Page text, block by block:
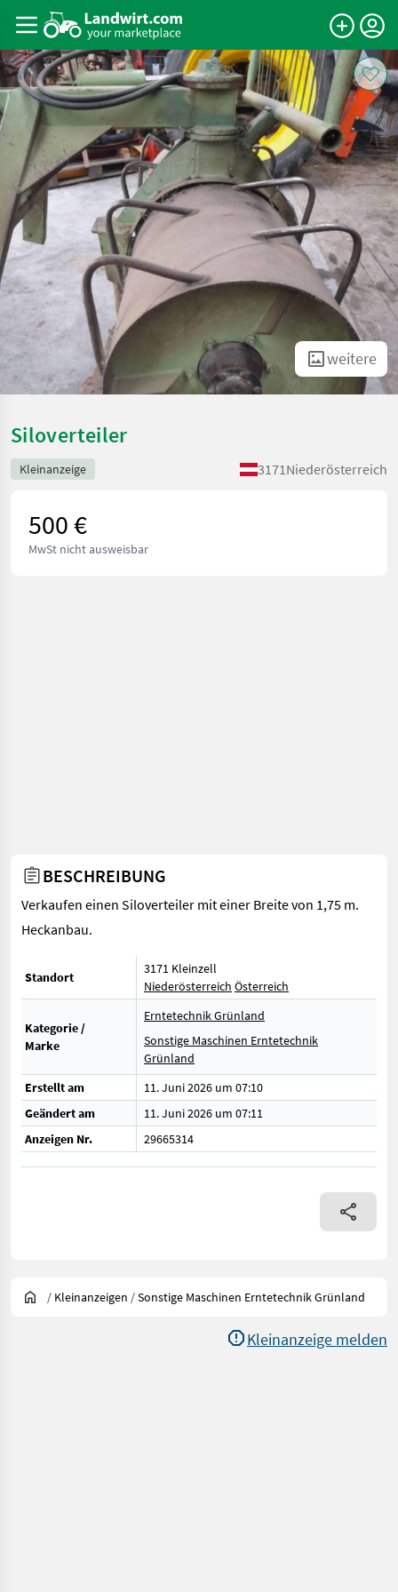
weitere
Siloverteiler
Kleinanzeige 3171Niederösterreich
500 €
MwSt nicht ausweisbar
BESCHREIBUNG
Verkaufen einen Siloverteiler mit einer Breite von 1,75 m.
Heckanbau.
Standort
3171 Kleinzell
Niederösterreich Österreich
Kategorie /
Marke
Erntetechnik Grünland
Sonstige Maschinen Erntetechnik
Grünland
Erstellt am
11. Juni 2026 um 07:10
Geändert am
11. Juni 2026 um 07:11
Anzeigen Nr.
29665314
/ Kleinanzeigen /Sonstige Maschinen Erntetechnik Grünland
Kleinanzeige melden